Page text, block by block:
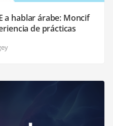
a hablar árabe: Moncif
de prácticas